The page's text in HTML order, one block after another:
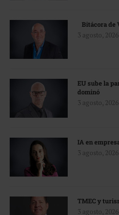
Bitácora de
3 agosto, 2026
EU sube la
dominó
3 agosto, 2026
IA en
3 agosto, 2026
TMEC y
3 agosto, 2026